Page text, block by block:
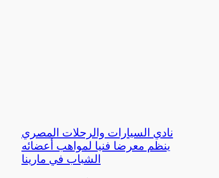
نادي السيارات والرحلات المصري
ينظم معرضا فنيا لمواهب أعضائه
الشباب في مارينا